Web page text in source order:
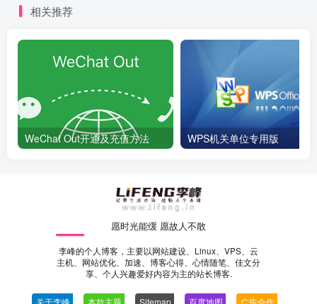
相关推荐
WeChat Out开通及充值方法 WPS机关单位专用版
愿时光能缓 愿故人不散
李峰的个人博客，主要以网站建设、Linux、VPS、云
主机、网站优化、加速、博客心得、心情随笔、佳文分
享、个人兴趣爱好内容为主的站长博客.
关于李峰 本款主题 Sitemap 百度地图 广告合作